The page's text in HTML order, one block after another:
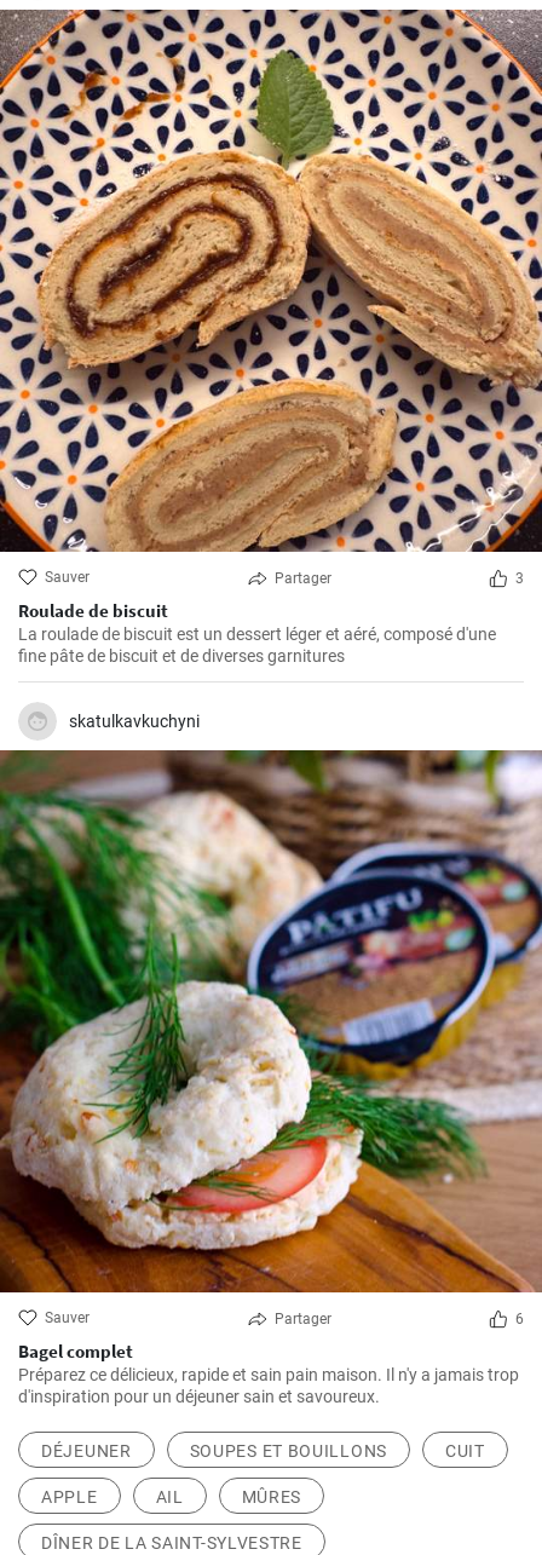
Sauver Partager 3
Roulade de biscuit
La roulade de biscuit est un dessert léger et aéré, composé d'une
fine pâte de biscuit et de diverses garnitures
skatulkavkuchyni
Sauver Partager 6
Bagel complet
Préparez ce délicieux, rapide et sain pain maison. Il n'y a jamais trop
d'inspiration pour un déjeuner sain et savoureux.
DÉJEUNER SOUPES ET BOUILLONS CUIT
APPLE AIL MÛRES
DÎNER DE LA SAINT-SYLVESTRE